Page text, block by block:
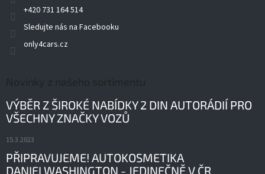
+420 731 164 514
Sledujte nás na Facebooku
only4cars.cz
Novinky z našeho sortimentu
VÝBĚR Z ŠIROKÉ NABÍDKY 2 DIN AUTORÁDIÍ PRO
VŠECHNY ZNAČKY VOZŮ
15.3.2023
PŘIPRAVUJEME! AUTOKOSMETIKA
DANIELWASHINGTON - JEDINEČNĚ V ČR